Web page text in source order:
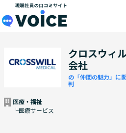
メインコンテンツにスキップ
クロスウィ
会社
の「仲間の魅力」に
判
医療・福祉
└医療サービス